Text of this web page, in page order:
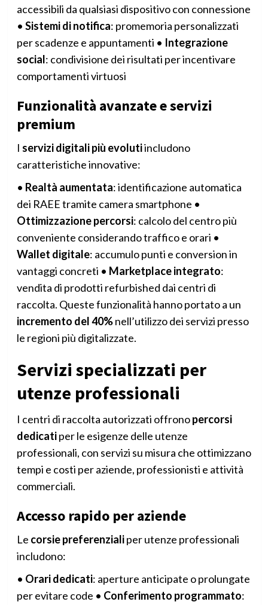
accessibili da qualsiasi dispositivo con connessione
• Sistemi di notifica: promemoria personalizzati
per scadenze e appuntamenti • Integrazione
social: condivisione dei risultati per incentivare
comportamenti virtuosi
Funzionalità avanzate e servizi
premium
I servizi digitali più evolutiincludono
caratteristiche innovative:
• Realtà aumentata: identificazione automatica
dei RAEE tramite camera smartphone •
Ottimizzazione percorsi: calcolo del centro più
conveniente considerando traffico e orari •
Wallet digitale: accumulo punti e conversion in
vantaggi concreti • Marketplace integrato:
vendita di prodotti refurbished dai centri di
raccolta. Queste funzionalità hanno portato a un
incremento del 40%nell’utilizzo dei servizi presso
le regioni più digitalizzate.
Servizi specializzati per
utenze professionali
I centri di raccolta autorizzati offronopercorsi
dedicatiper le esigenze delle utenze
professionali, con servizi su misura che ottimizzano
tempi e costi per aziende, professionisti e attività
commerciali.
Accesso rapido per aziende
Le corsie preferenzialiper utenze professionali
includono:
• Orari dedicati: aperture anticipate o prolungate
per evitare code • Conferimento programmato: